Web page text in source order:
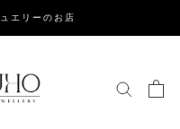
エリーのお店